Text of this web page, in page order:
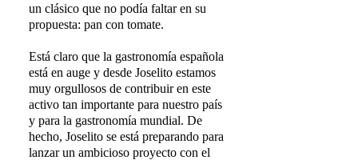
un clásico que no podía faltar en su
propuesta: pan con tomate.
Está claro que la gastronomía española
está en auge y desde Joselito estamos
muy orgullosos de contribuir en este
activo tan importante para nuestro país
y para la gastronomía mundial. De
hecho, Joselito se está preparando para
lanzar un ambicioso proyecto con el